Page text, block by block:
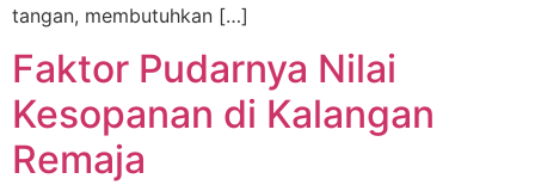
tangan, membutuhkan […]
Faktor Pudarnya Nilai
Kesopanan di Kalangan
Remaja